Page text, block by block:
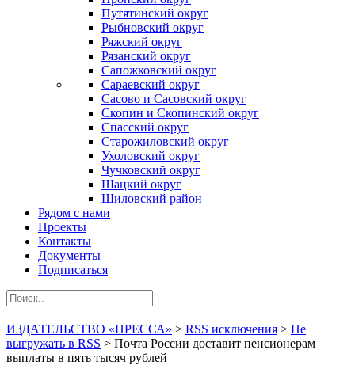
Путятинский округ
Рыбновский округ
Ряжский округ
Рязанский округ
Сапожковский округ
Сараевский округ
Сасово и Сасовский округ
Скопин и Скопинский округ
Спасский округ
Старожиловский округ
Ухоловский округ
Чучковский округ
Шацкий округ
Шиловский район
Рядом с нами
Проекты
Контакты
Документы
Подписаться
ИЗДАТЕЛЬСТВО «ПРЕССА» > RSS исключения > Не
выгружать в RSS > Почта России доставит пенсионерам
выплаты в пять тысяч рублей